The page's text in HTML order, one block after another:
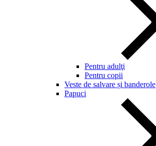
Pentru adulţi
Pentru copii
Veste de salvare și banderole
Papuci